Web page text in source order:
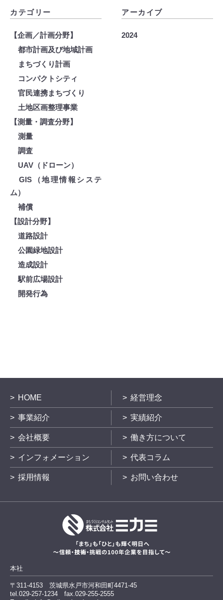
カテゴリー
【企画／計画分野】
都市計画及び地域計画
まちづくり計画
コンパクトシティ
官民連携まちづくり
土地区画整理事業
【測量・調査分野】
測量
調査
UAV（ドローン）
GIS（地理情報システ
ム）
補償
【設計分野】
道路設計
公園緑地設計
造成設計
駅前広場設計
開発行為
アーカイブ
2024
HOME 経営理念
事業紹介 実績紹介
会社概要 働き方について
インフォメーション 代表コラム
採用情報 お問い合わせ
本社
〒311-4153 茨城県水戸市河和田町4471-45
tel.029-257-1234 fax.029-255-2555